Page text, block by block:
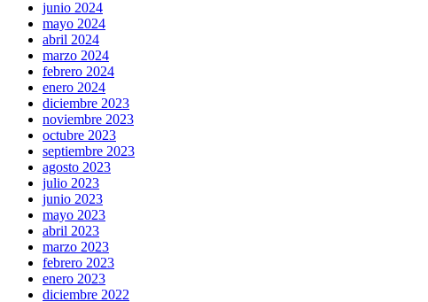
junio 2024
mayo 2024
abril 2024
marzo 2024
febrero 2024
enero 2024
diciembre 2023
noviembre 2023
octubre 2023
septiembre 2023
agosto 2023
julio 2023
junio 2023
mayo 2023
abril 2023
marzo 2023
febrero 2023
enero 2023
diciembre 2022